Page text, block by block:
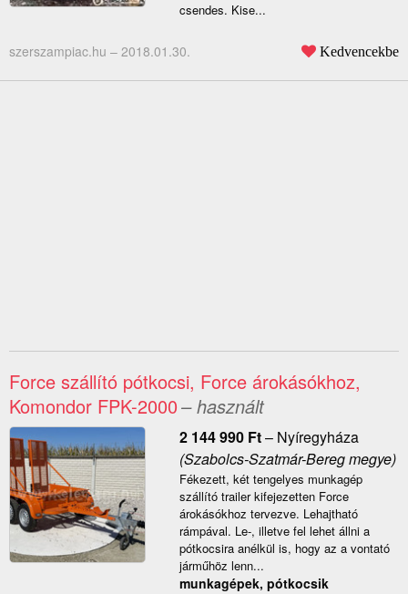
csendes. Kise...
szerszampiac.hu – 2018.01.30. Kedvencekbe
Force szállító pótkocsi, Force árokásókhoz,
Komondor FPK-2000– használt
2 144 990 Ft– Nyíregyháza
(Szabolcs-Szatmár-Bereg megye)
Fékezett, két tengelyes munkagép
szállító trailer kifejezetten Force
árokásókhoz tervezve. Lehajtható
rámpával. Le-, illetve fel lehet állni a
pótkocsira anélkül is, hogy az a vontató
járműhöz lenn...
munkagépek, pótkocsik